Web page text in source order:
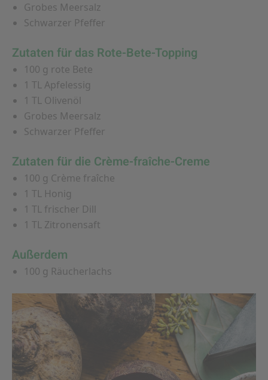
Grobes Meersalz
Schwarzer Pfeffer
Zutaten für das Rote-Bete-Topping
100 g rote Bete
1 TL Apfelessig
1 TL Olivenöl
Grobes Meersalz
Schwarzer Pfeffer
Zutaten für die Crème-fraîche-Creme
100 g Crème fraîche
1 TL Honig
1 TL frischer Dill
1 TL Zitronensaft
Außerdem
100 g Räucherlachs